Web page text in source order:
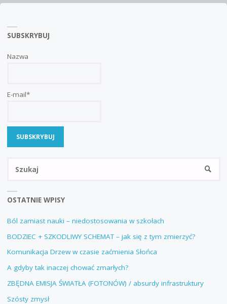
SUBSKRYBUJ
Nazwa
E-mail*
OSTATNIE WPISY
Ból zamiast nauki – niedostosowania w szkołach
BODZIEC + SZKODLIWY SCHEMAT – jak się z tym zmierzyć?
Komunikacja Drzew w czasie zaćmienia Słońca
A gdyby tak inaczej chować zmarłych?
ZBĘDNA EMISJA ŚWIATŁA (FOTONÓW) / absurdy infrastruktury
Szósty zmysł